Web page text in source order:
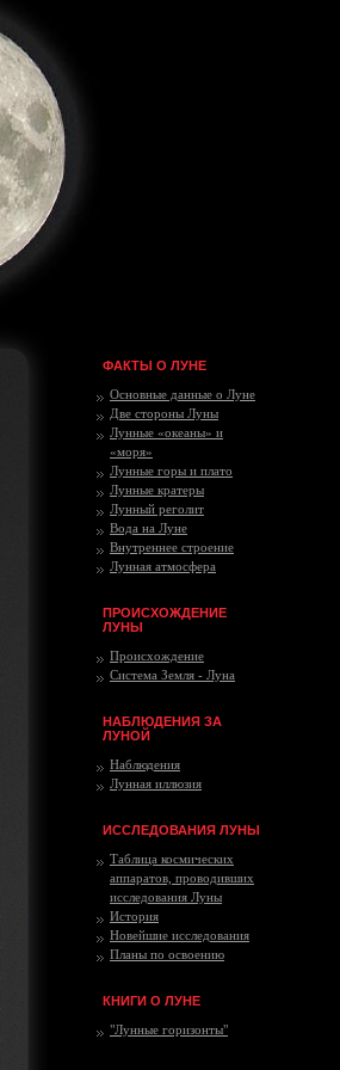
ФАКТЫ О ЛУНЕ
Основные данные о Луне
Две стороны Луны
Лунные «океаны» и
«моря»
Лунные горы и плато
Лунные кратеры
Лунный реголит
Вода на Луне
Внутреннее строение
Лунная атмосфера
ПРОИСХОЖДЕНИЕ
ЛУНЫ
Происхождение
Система Земля - Луна
НАБЛЮДЕНИЯ ЗА
ЛУНОЙ
Наблюдения
Лунная иллюзия
ИССЛЕДОВАНИЯ ЛУНЫ
Таблица космических
аппаратов, проводивших
исследования Луны
История
Новейшие исследования
Планы по освоению
КНИГИ О ЛУНЕ
"Лунные горизонты"